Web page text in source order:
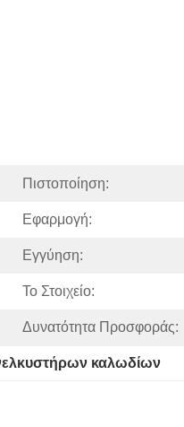
Πιστοποίηση:
Εφαρμογή:
Εγγύηση:
Το Στοιχείο:
Δυνατότητα Προσφοράς:
καλωδίων